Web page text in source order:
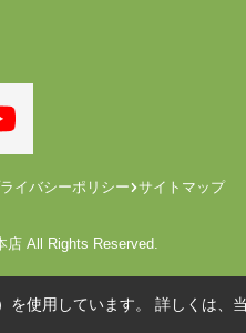
イバシーポリシー サイトマップ
店 All Rights Reserved.
を使用しています。 詳しくは、